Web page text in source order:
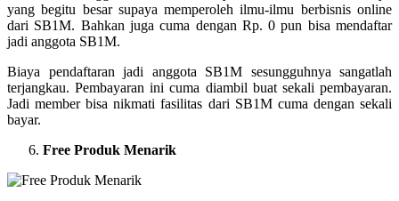
yang begitu besar supaya memperoleh ilmu-ilmu berbisnis online
dari SB1M. Bahkan juga cuma dengan Rp. 0 pun bisa mendaftar
jadi anggota SB1M.
Biaya pendaftaran jadi anggota SB1M sesungguhnya sangatlah
terjangkau. Pembayaran ini cuma diambil buat sekali pembayaran.
Jadi member bisa nikmati fasilitas dari SB1M cuma dengan sekali
bayar.
Free Produk Menarik